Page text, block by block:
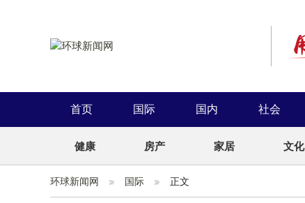
首页 国际 国内 社会
健康 房产 家居 文化
环球新闻网 国际 正文